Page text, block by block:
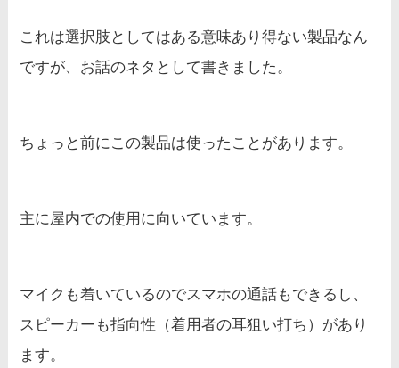
これは選択肢としてはある意味あり得ない製品なん
ですが、お話のネタとして書きました。
ちょっと前にこの製品は使ったことがあります。
主に屋内での使用に向いています。
マイクも着いているのでスマホの通話もできるし、
スピーカーも指向性（着用者の耳狙い打ち）があり
ます。